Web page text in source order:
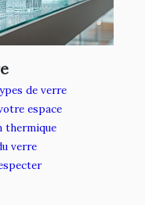
de verre
espace
thermique
verre